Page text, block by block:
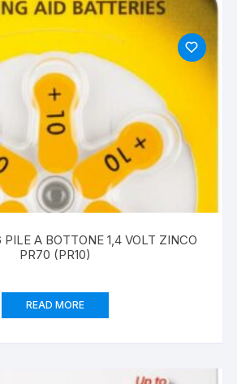
A BOTTONE 1,4 VOLT ZINCO
PR70 (PR10)
READ MORE